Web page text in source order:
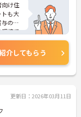
向け住
も大
の実
環境で
せく
介してもらう
更新日：2026年03月11日